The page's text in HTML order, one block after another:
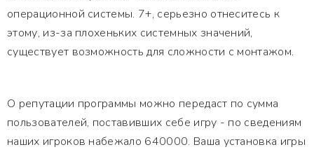
операционной системы. 7+, серьезно отнеситесь к
этому, из-за плохеньких системных значений,
существует возможность для сложности с монтажом.
О репутации программы можно передаст по сумма
пользователей, поставивших себе игру - по сведениям
наших игроков набежало 640000. Ваша установка игры